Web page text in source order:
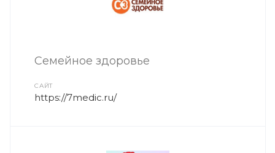
Семейное здоровье
САЙТ
https://7medic.ru/